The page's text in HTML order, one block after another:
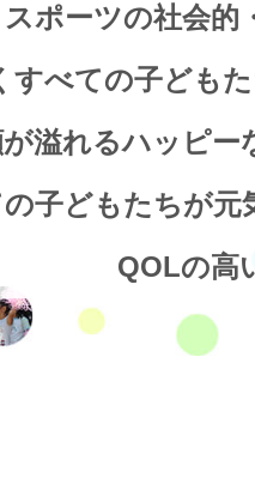
スポーツの社会的
すべての子ども
溢れるハッピー
子どもたちが元
QOLの高